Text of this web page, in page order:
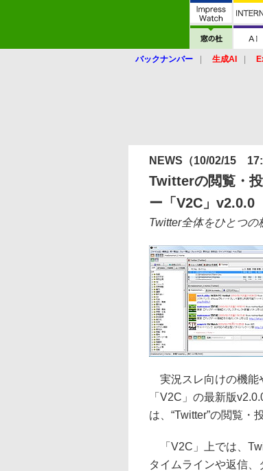
バックナンバー 生成AI
NEWS （10/02/15
Twitterの閲覧・
ー「V2C」v2.0.0
Twitter全体をひとつ
実況スレ向けの機能
「V2C」の最新版
は、“Twitter”の閲覧・
「V2C」上では、
タイムラインや返信